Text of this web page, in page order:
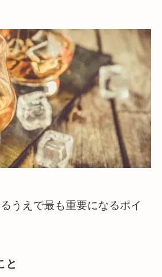
うえで最も重要になるポイ
と